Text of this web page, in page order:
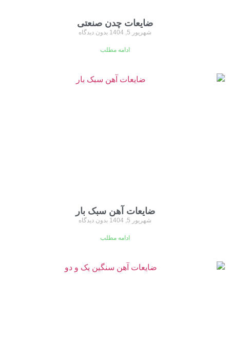
ضایعات چدن صنعتی
شهریور 5, 1404 بدون دیدگاه
ادامه مطلب
ضایعات آهن سبک بار
شهریور 5, 1404 بدون دیدگاه
ادامه مطلب